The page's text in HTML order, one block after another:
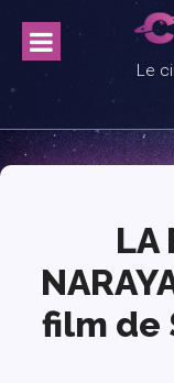
content
Le
LA
film de